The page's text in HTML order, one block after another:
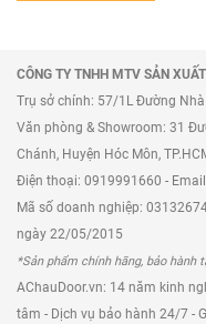
được dòng cửa đi
điều kiện sử dụng
bạn.
Lắp đặt nhanh
thẩm mỹ không
đội ngũ kĩ thuật lắp
những kiến thức
hành motor một
CÔNG TY TNHH MTV SẢN
Trụ sở chính: 57/1L Đường Nhà
Văn phòng & Showroom: 31
Chánh, Huyện Hóc Môn,
Điện thoại: 0919991660 -
Mã số doanh nghiệp:
ngày 22/05/2015
*Sản phẩm chính hãng, bảo hành
AChauDoor.vn: 14 năm kinh
tâm - Dịch vụ bảo hành 24/7 -